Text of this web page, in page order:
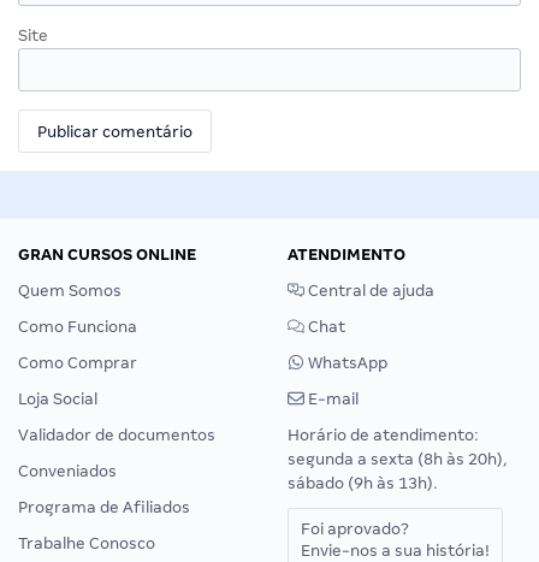
Site
GRAN CURSOS ONLINE
Quem Somos
Como Funciona
Como Comprar
Loja Social
Validador de documentos
Conveniados
Programa de Afiliados
Trabalhe Conosco
ATENDIMENTO
Central de ajuda
Chat
WhatsApp
E-mail
Horário de atendimento:
segunda a sexta (8h às 20h),
sábado (9h às 13h).
Foi aprovado?
Envie-nos a sua história!